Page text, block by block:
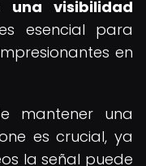
una visibilidad
esencial para
en
mantener una
es crucial, ya
la señal puede